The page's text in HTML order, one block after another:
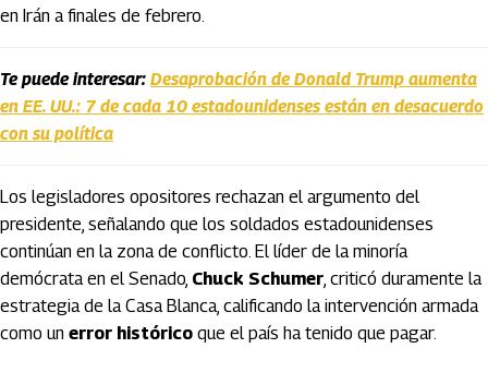
en Irán a finales de febrero.
Te puede interesar: Desaprobación de Donald Trump aumenta
en EE. UU.: 7 de cada 10 estadounidenses están en desacuerdo
con su política
Los legisladores opositores rechazan el argumento del
presidente, señalando que los soldados estadounidenses
continúan en la zona de conflicto. El líder de la minoría
demócrata en el Senado, Chuck Schumer, criticó duramente la
estrategia de la Casa Blanca, calificando la intervención armada
como un error histórico que el país ha tenido que pagar.